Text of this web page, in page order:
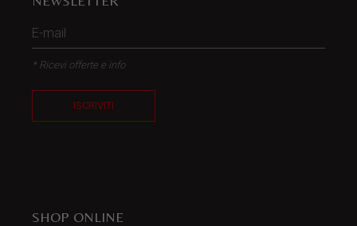
* Ricevi offerte e info
ISCRIVITI
SHOP ONLINE